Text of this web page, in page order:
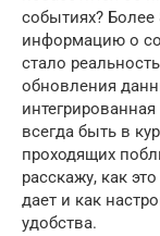
событиях? Более
информацию о
стало
обновления
всегда быть в
проходящих
расскажу, как
дает и как
удобства.